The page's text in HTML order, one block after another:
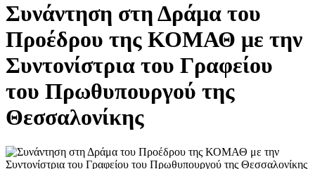
Συνάντηση στη Δράμα του
Προέδρου της ΚΟΜΑΘ με την
Συντονίστρια του Γραφείου
του Πρωθυπουργού της
Θεσσαλονίκης